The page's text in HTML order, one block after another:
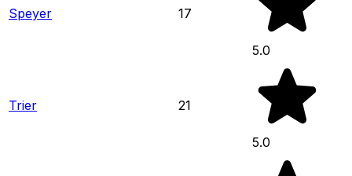
Speyer 17
5.0
Trier 21
5.0